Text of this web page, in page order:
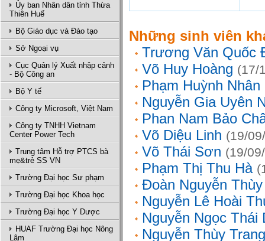
Ủy ban Nhân dân tỉnh Thừa
Thiên Huế
Bộ Giáo dục và Đào tạo
Sở Ngoại vụ
Cục Quản lý Xuất nhập cảnh
- Bộ Công an
Bộ Y tế
Công ty Microsoft, Việt Nam
Công ty TNHH Vietnam
Center Power Tech
Trung tâm Hỗ trợ PTCS bà
mẹ&trẻ SS VN
Trường Đại học Sư phạm
Trường Đại học Khoa học
Trường Đại học Y Dược
HUAF Trường Đại học Nông
Lâm
Những sinh viên
Trương Văn Quốc
Võ Huy Hoàng (17/
Phạm Huỳnh Nhân
Nguyễn Gia Uyên
Phan Nam Bảo
Võ Diệu Linh (19/
Võ Thái Sơn (19/
Phạm Thị Thu Hà
Đoàn Nguyễn
Nguyễn Lê Hoài
Nguyễn Ngọc Thái
Nguyễn Thùy Trang